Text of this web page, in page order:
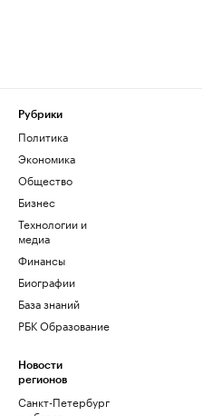
Рубрики
Политика
Экономика
Общество
Бизнес
Технологии и
медиа
Финансы
Биографии
База знаний
РБК Образование
Новости
регионов
Санкт-Петербург